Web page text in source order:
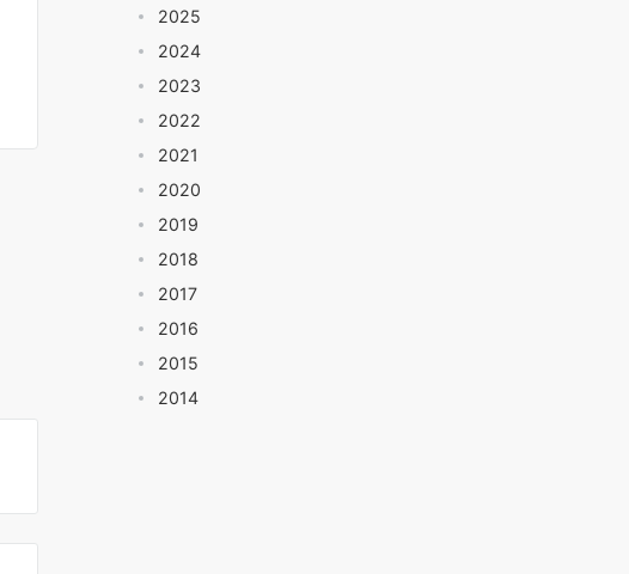
2025
2024
2023
2022
2021
2020
2019
2018
2017
2016
2015
2014